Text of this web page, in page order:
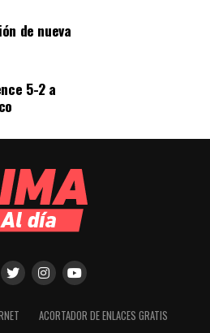
de nueva
5-2 a
ACORTADOR DE ENLACES GRATIS